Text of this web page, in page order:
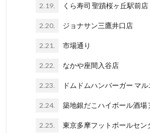
2.19. くら寿司 聖蹟桜ヶ丘駅前店
2.20. ジョナサン三鷹井口店
2.21. 市場通り
2.22. なかや座間入谷店
2.23. ドムドムハンバーガー マ
2.24. 築地銀だこハイボール酒場
2.25. 東京多摩フットボールセ